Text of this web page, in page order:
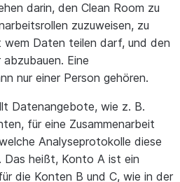
darin, den Clean Room zu
zuzuweisen, zu
wem Daten teilen darf, und den
Eine
nur einer Person gehören.
Datenangebote, wie z. B.
für eine Zusammenarbeit
Analyseprotokolle diese
Das heißt, Konto A ist ein
die Konten B und C, wie in der